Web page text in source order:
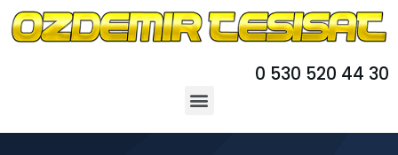
0 530 520 44 30